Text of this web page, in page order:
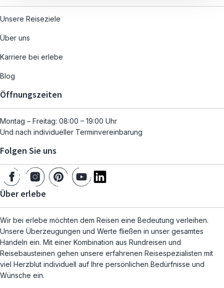
Unsere Reiseziele
Über uns
Karriere bei erlebe
Blog
Öffnungszeiten
Montag – Freitag: 08:00 – 19:00 Uhr
Und nach individueller Terminvereinbarung
Folgen Sie uns
Über erlebe
Wir bei erlebe möchten dem Reisen eine Bedeutung verleihen.
Unsere Überzeugungen und Werte fließen in unser gesamtes
Handeln ein. Mit einer Kombination aus Rundreisen und
Reisebausteinen gehen unsere erfahrenen Reisespezialisten mit
viel Herzblut individuell auf Ihre persönlichen Bedürfnisse und
Wünsche ein.